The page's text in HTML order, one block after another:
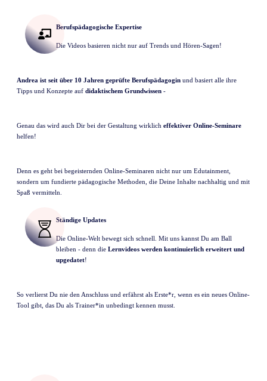
Berufspädagogische Expertise
Die Videos basieren nicht nur auf Trends und Hören-Sagen!
Andrea ist seit über 10 Jahren geprüfte Berufspädagogin und basiert alle ihre
Tipps und Konzepte auf didaktischem Grundwissen -
Genau das wird auch Dir bei der Gestaltung wirklich effektiver Online-Seminare
helfen!
Denn es geht bei begeisternden Online-Seminaren nicht nur um Edutainment,
sondern um fundierte pädagogische Methoden, die Deine Inhalte nachhaltig und mit
Spaß vermitteln.
Ständige Updates
Die Online-Welt bewegt sich schnell. Mit uns kannst Du am Ball
bleiben - denn die Lernvideos werden kontinuierlich erweitert und
upgedatet!
So verlierst Du nie den Anschluss und erfährst als Erste*r, wenn es ein neues Online-
Tool gibt, das Du als Trainer*in unbedingt kennen musst.